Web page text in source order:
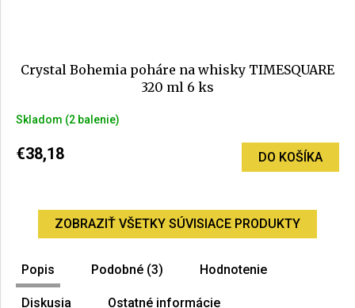
Crystal Bohemia poháre na whisky TIMESQUARE
320 ml 6 ks
Skladom (2 balenie)
€38,18 DO KOŠÍKA
ZOBRAZIŤ VŠETKY SÚVISIACE PRODUKTY
Popis Podobné (3) Hodnotenie
Diskusia Ostatné informácie